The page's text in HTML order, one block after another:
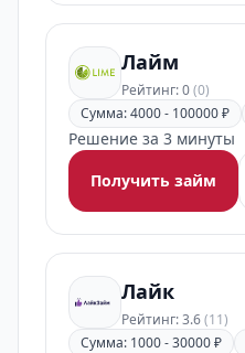
Лайм
Рейтинг: 0(0)
Сумма: 4000 - 100000 ₽
Решение за 3 минуты
Получить займ
Лайк
Рейтинг: 3.6(11)
Сумма: 1000 - 30000 ₽